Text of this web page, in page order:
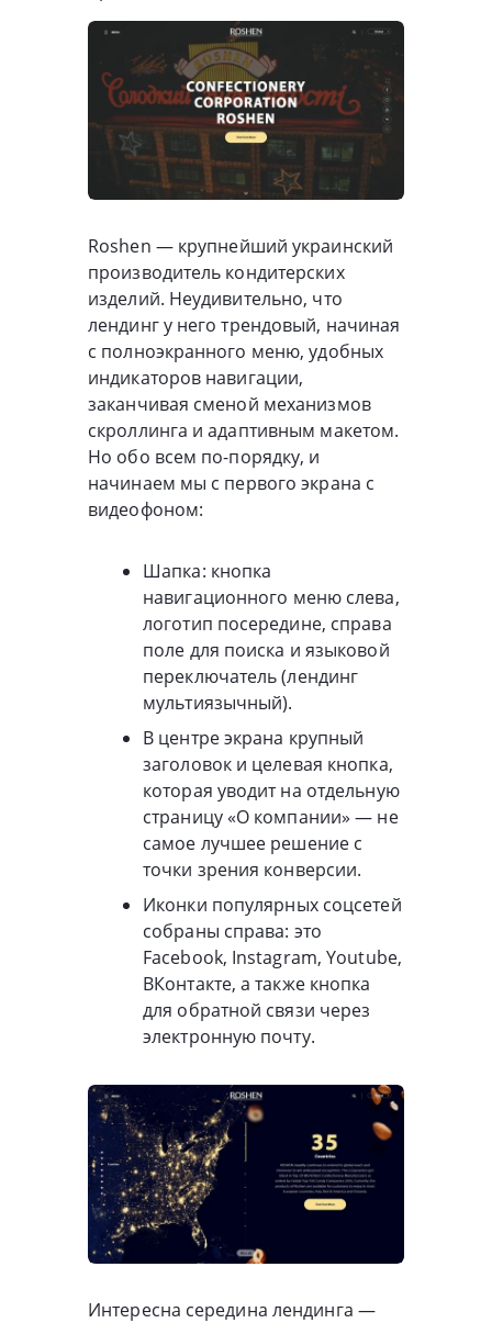
Roshen — крупнейший украинский
производитель кондитерских
изделий. Неудивительно, что
лендинг у него трендовый, начиная
с полноэкранного меню, удобных
индикаторов навигации,
заканчивая сменой механизмов
скроллинга и адаптивным макетом.
Но обо всем по-порядку, и
начинаем мы с первого экрана с
видеофоном:
Шапка: кнопка
навигационного меню слева,
логотип посередине, справа
поле для поиска и языковой
переключатель (лендинг
мультиязычный).
В центре экрана крупный
заголовок и целевая кнопка,
которая уводит на отдельную
страницу «О компании» — не
самое лучшее решение с
точки зрения конверсии.
Иконки популярных соцсетей
собраны справа: это
Facebook, Instagram, Youtube,
ВКонтакте, а также кнопка
для обратной связи через
электронную почту.
Интересна середина лендинга —